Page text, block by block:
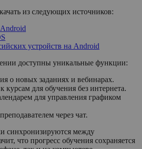
из следующих источников:
устройств на Android
доступны уникальные функции:
о новых заданиях и вебинарах.
курсам для обучения без интернета.
для управления графиком
через чат.
синхронизируются между
что прогресс обучения сохраняется